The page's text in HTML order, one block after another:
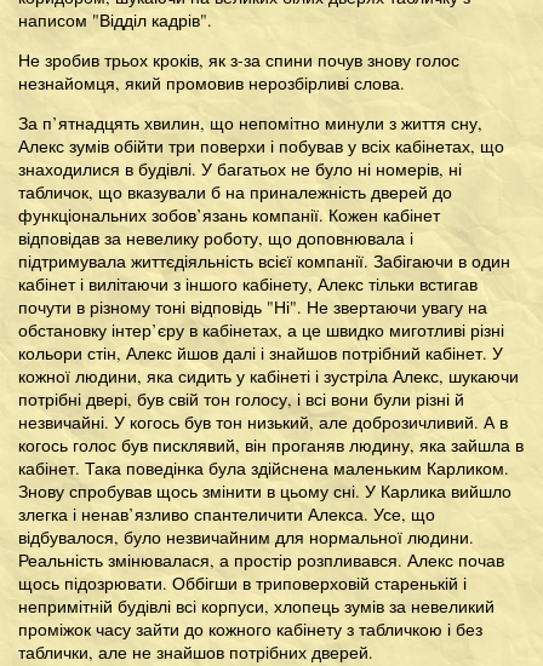
написом "Відділ кадрів".
Не зробив трьох кроків, як з-за спини почув знову голос
незнайомця, який промовив нерозбірливі слова.
За п’ятнадцять хвилин, що непомітно минули з життя сну,
Алекс зумів обійти три поверхи і побував у всіх кабінетах, що
знаходилися в будівлі. У багатьох не було ні номерів, ні
табличок, що вказували б на приналежність дверей до
функціональних зобов’язань компанії. Кожен кабінет
відповідав за невелику роботу, що доповнювала і
підтримувала життєдіяльність всієї компанії. Забігаючи в один
кабінет і вилітаючи з іншого кабінету, Алекс тільки встигав
почути в різному тоні відповідь "Ні". Не звертаючи увагу на
обстановку інтер’єру в кабінетах, а це швидко миготливі різні
кольори стін, Алекс йшов далі і знайшов потрібний кабінет. У
кожної людини, яка сидить у кабінеті і зустріла Алекс, шукаючи
потрібні двері, був свій тон голосу, і всі вони були різні й
незвичайні. У когось був тон низький, але доброзичливий. А в
когось голос був писклявий, він проганяв людину, яка зайшла в
кабінет. Така поведінка була здійснена маленьким Карликом.
Знову спробував щось змінити в цьому сні. У Карлика вийшло
злегка і ненав’язливо спантеличити Алекса. Усе, що
відбувалося, було незвичайним для нормальної людини.
Реальність змінювалася, а простір розпливався. Алекс почав
щось підозрювати. Оббігши в триповерховій старенькій і
непримітній будівлі всі корпуси, хлопець зумів за невеликий
проміжок часу зайти до кожного кабінету з табличкою і без
таблички, але не знайшов потрібних дверей.